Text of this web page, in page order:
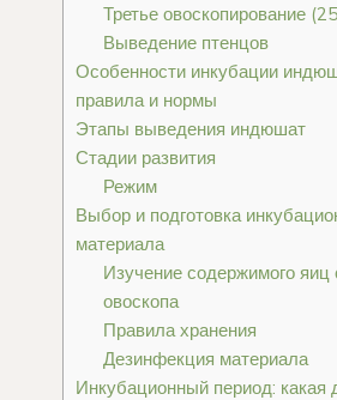
Третье овоскопирование
Выведение птенцов
Особенности инкубации
правила и нормы
Этапы выведения индюшат
Стадии развития
Режим
Выбор и подготовка
материала
Изучение содержимого
овоскопа
Правила хранения
Дезинфекция материала
Инкубационный период: какая